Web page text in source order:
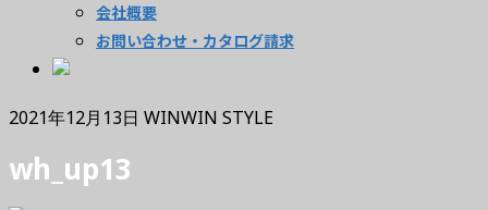
会社概要
お問い合わせ・カタログ請求
2021年12月13日 WINWIN STYLE
wh_up13